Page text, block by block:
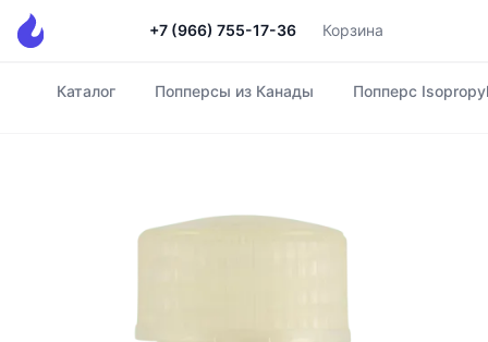
+7 (966) 755-17-36 Корзина
Главная
Каталог Попперсы из Канады Попперс